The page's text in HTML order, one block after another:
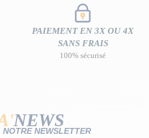
PAIEMENT EN 3X OU 4X
SANS FRAIS
100% sécurisé
NEWS
NEWSLETTER